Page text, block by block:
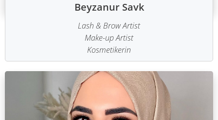
Beyzanur Savk
Lash & Brow Artist
Make-up Artist
Kosmetikerin